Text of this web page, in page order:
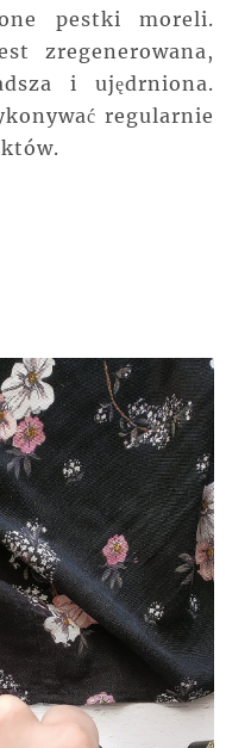
pestki moreli.
zregenerowana,
i ujędrniona.
regularnie